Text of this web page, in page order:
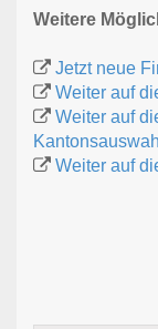
Weitere
Jetzt neue
Weiter auf
Weiter auf
Kantonsauswahl
Weiter auf